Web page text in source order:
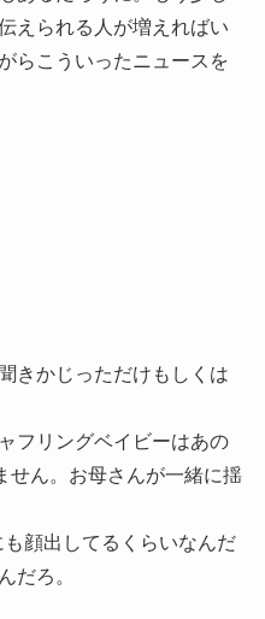
えられる人が増えればい
らこういったニュースを
きかじっただけもしくは
フリングベイビーはあの
せん。お母さんが一緒に揺
顔出してるくらいなんだ
だろ。